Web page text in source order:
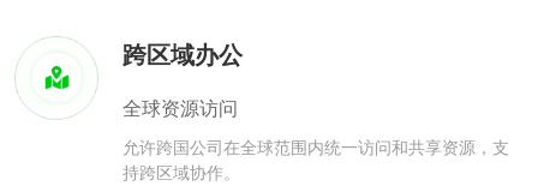
跨区域办公
全球资源访问
允许跨国公司在全球范围内统一访问和共享资源，支
持跨区域协作。